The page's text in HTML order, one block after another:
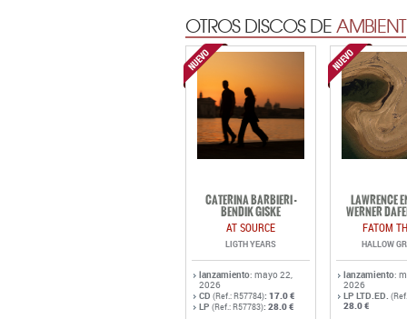
OTROS DISCOS DEAMBIENT
CATERINA BARBIERI -
BENDIK GISKE
AT SOURCE
LIGTH YEARS
lanzamiento: mayo 22,
2026
CD (Ref.: R57784): 17.0 €
LP (Ref.: R57783): 28.0 €
LAWRENCE
WERNER
FATOM
HALLOW
lanzamiento:
2026
LP LTD.ED.
28.0 €